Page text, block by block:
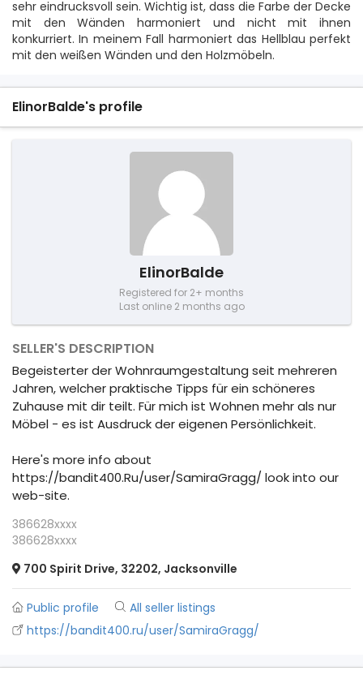
sehr eindrucksvoll sein. Wichtig ist, dass die Farbe der Decke
mit den Wänden harmoniert und nicht mit ihnen
konkurriert. In meinem Fall harmoniert das Hellblau perfekt
mit den weißen Wänden und den Holzmöbeln.
ElinorBalde's profile
ElinorBalde
Registered for 2+ months
Last online 2 months ago
SELLER'S DESCRIPTION
Begeisterter der Wohnraumgestaltung seit mehreren
Jahren, welcher praktische Tipps für ein schöneres
Zuhause mit dir teilt. Für mich ist Wohnen mehr als nur
Möbel - es ist Ausdruck der eigenen Persönlichkeit.
Here's more info about
https://bandit400.Ru/user/SamiraGragg/ look into our
web-site.
386628xxxx
386628xxxx
700 Spirit Drive, 32202, Jacksonville
Public profile
All seller listings
https://bandit400.ru/user/SamiraGragg/